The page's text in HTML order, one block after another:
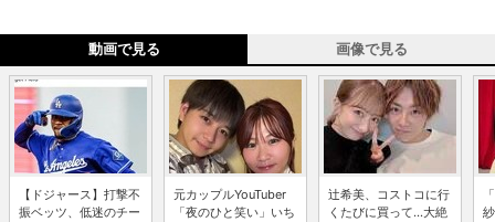
動画で見る 画像で見る
【ドジャース】打撃不
振ベッツ、低迷のチー
元カップルYouTuber
「夜のひと笑い」いち
辻希美、コストコに行
くたびに買って...大絶